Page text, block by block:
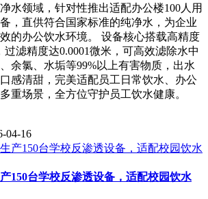
水领域，针对性推出适配办公楼100人用
，直供符合国家标准的纯净水，为企业
的办公饮水环境。 设备核心搭载高精度
过滤精度达0.0001微米，可高效滤除水中
余氯、水垢等99%以上有害物质，出水
感清甜，完美适配员工日常饮水、办公
重场景，全方位守护员工饮水健康。
04-16
150台学校反渗透设备，适配校园饮水